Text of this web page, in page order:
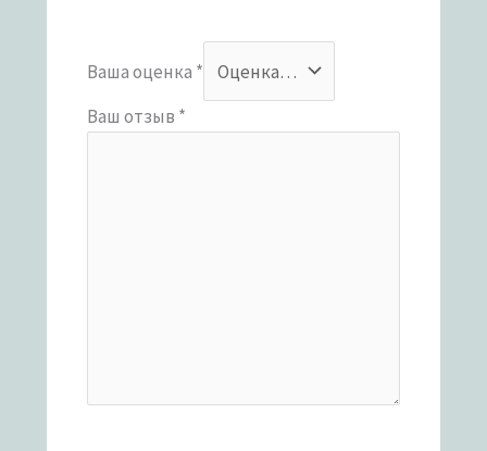
Ваша оценка *
Ваш отзыв *